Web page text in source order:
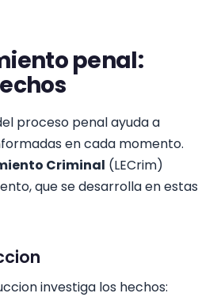
penal:
proceso penal ayuda a
en cada momento.
Criminal (LECrim)
que se desarrolla en estas
investiga los hechos: